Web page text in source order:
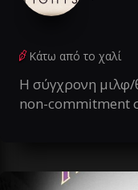
Κάτω από το χαλί
Η σύγχρονη μιλφ/
non-commitment